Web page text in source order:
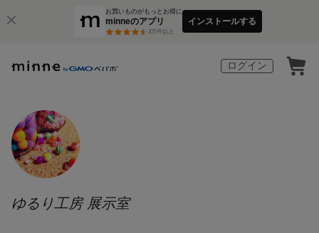
お買いものがもっとお得に
minneのアプリ
3万件以上
インストールする
ログイン
ゆるり工房 展示室